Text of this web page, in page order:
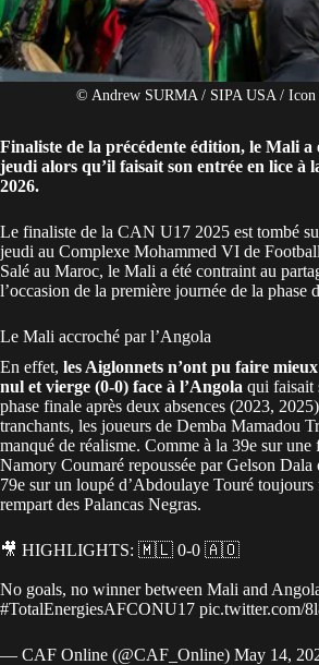
© Andrew SURMA / SIPA USA / Icon
Finaliste de la précédente édition, le Mali a
jeudi alors qu’il faisait son entrée en lice à
2026.
Le finaliste de la CAN U17 2025 est tombé
jeudi au Complexe Mohammed VI de
Salé au Maroc, le Mali a été contraint au
l’occasion de la première journée de la phase
Le Mali accroché par l’Angola
En effet, les Aiglonnets n’ont pu faire
nul et vierge (0-0) face à l’Angola qui faisait
phase finale après deux absences (2023,
tranchants, les joueurs de Demba Mamadou
manqué de réalisme. Comme à la 39e sur une
Namory Coumaré repoussée par Gelson Dala
79e sur un loupé d’Abdoulaye Touré toujours
rempart des Palancas Negras.
🎥 HIGHLIGHTS: 🇲🇱 0-0 🇦🇴
No goals, no winner between Mali and
#TotalEnergiesAFCONU17 pic.twitter.com/
— CAF Online (@CAF_Online) May 14,